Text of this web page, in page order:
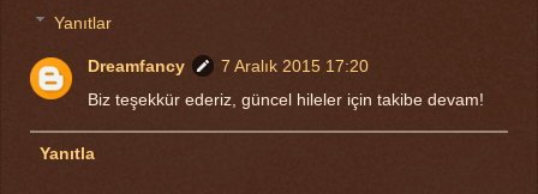
Yanıtlar
Dreamfancy
7 Aralık 2015 17:20
Biz teşekkür ederiz, güncel hileler için takibe devam!
Yanıtla